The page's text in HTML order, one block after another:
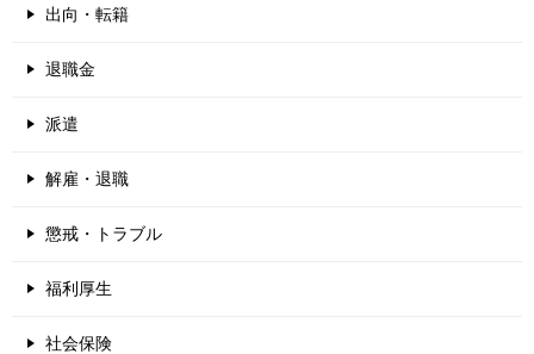
出向・転籍
退職金
派遣
解雇・退職
懲戒・トラブル
福利厚生
社会保険